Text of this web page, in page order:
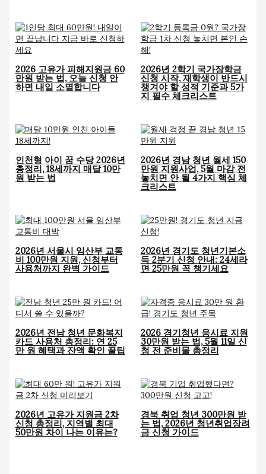
2026 고유가 피해지원금 60
만원 받는 법, 오늘 신청 안
하면 내일 소멸합니다
2026년 2학기 국가장학금
신청 시작, 재학생이 반드시
챙겨야 할 성적 기준과 5가
지 필수 체크리스트
인천형 아이 꿈 수당 2026년
총정리, 18세까지 매달 10만
원 받는 법
2026년 경남 청년 월세 150
만원 지원사업, 5월 마감 전
놓치면 안 될 4가지 핵심 체
크리스트
2026년 서울시 임산부 교통
비 100만원 지원, 신청부터
사용처까지 완벽 가이드
2026년 경기도 청년기본소
득 2분기 신청 안내: 24세라
면 25만원 꼭 챙기세요
2026년 전남 청년 문화복지
카드 사용처 총정리: 연 25
만 원 혜택과 잔액 확인 꿀팁
2026 경기청년 응시료 지원
30만원 받는 법, 5월 11일 신
청 전 준비물 총정리
2026년 고유가 지원금 2차
신청 총정리, 지역별 최대
50만원 차이 나는 이유는?
경북 취업 청년 300만원 받
는 법, 2026년 청년취업장려
금 신청 가이드